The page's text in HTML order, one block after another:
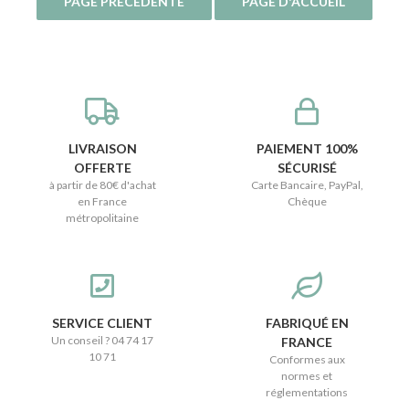
LIVRAISON
OFFERTE
à partir de 80€ d'achat
en France
métropolitaine
PAIEMENT 100%
SÉCURISÉ
Carte Bancaire, PayPal,
Chèque
SERVICE CLIENT
Un conseil ? 04 74 17
10 71
FABRIQUÉ EN
FRANCE
Conformes aux
normes et
réglementations